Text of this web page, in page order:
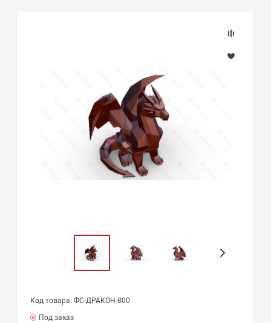
Код товара: ФС-ДРАКОН-800
Под заказ